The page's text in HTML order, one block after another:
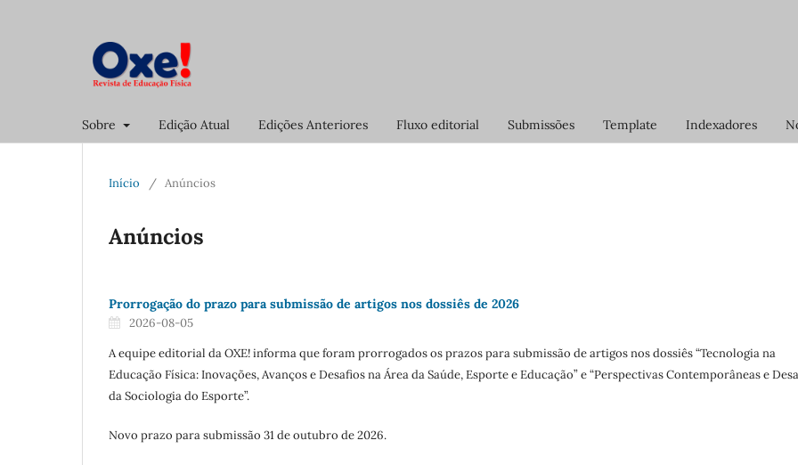
Sobre Edição Atual Edições Anteriores Fluxo editorial Submissões Template Indexadores
Início / Anúncios
Anúncios
Prorrogação do prazo para submissão de artigos nos dossiês de 2026
2026-08-05
A equipe editorial da OXE! informa que foram prorrogados os prazos para submissão de artigos nos dossiês “Tecnologia na
Educação Física: Inovações, Avanços e Desafios na Área da Saúde, Esporte e Educação” e “Perspectivas Contemporâneas e
da Sociologia do Esporte”.
Novo prazo para submissão 31 de outubro de 2026.